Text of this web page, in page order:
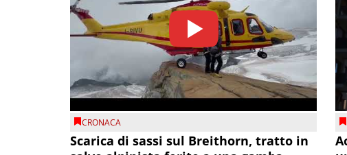
CRONACA
Scarica di sassi sul Breithorn, tratto in